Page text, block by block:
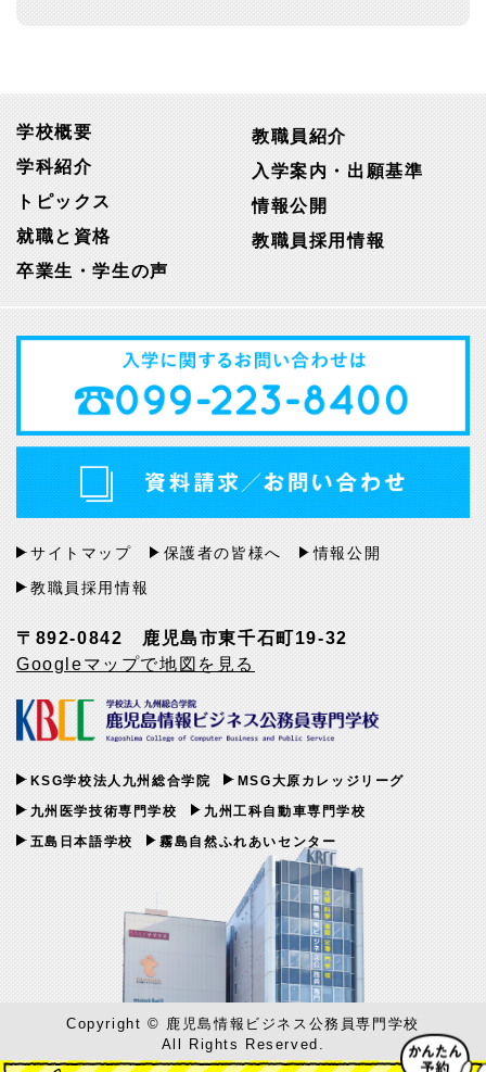
学校概要
学科紹介
トピックス
就職と資格
卒業生・学生の声
教職員紹介
入学案内・出願基準
情報公開
教職員採用情報
〒892-0842 鹿児島市東千石町19-32
Googleマップで地図を見る
KSG学校法人九州総合学院
MSG大原カレッジリーグ
九州医学技術専門学校
九州工科自動車専門学校
五島日本語学校
霧島自然ふれあいセンター
サイトマップ 保護者の皆様へ
情報公開
教職員採用情報
Copyright © 鹿児島情報ビジネス公務員専門学校
All Rights Reserved.